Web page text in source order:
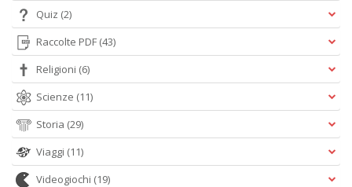
Quiz (2)
Raccolte PDF (43)
Religioni (6)
Scienze (11)
Storia (29)
Viaggi (11)
Videogiochi (19)